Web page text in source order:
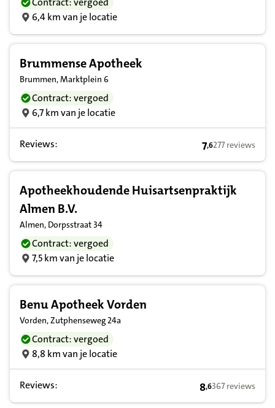
6,4 km van je locatie
Brummense Apotheek
Brummen, Marktplein 6
Contract: vergoed
6,7 km van je locatie
Reviews: 7,6 op basis van
7,6277 reviews
Apotheekhoudende Huisartsenpraktijk
Almen B.V.
Almen, Dorpsstraat 34
Contract: vergoed
7,5 km van je locatie
Benu Apotheek Vorden
Vorden, Zutphenseweg 24a
Contract: vergoed
8,8 km van je locatie
Reviews: 8,6 op basis van
8,6367 reviews